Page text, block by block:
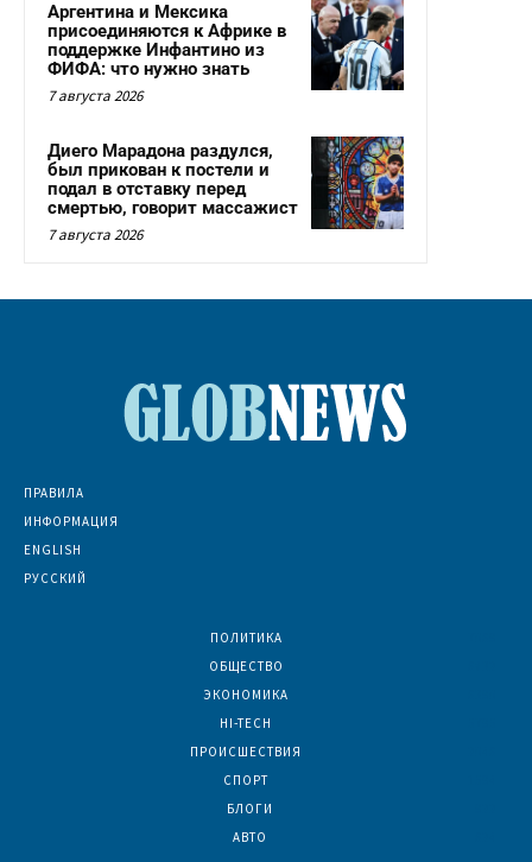
Аргентина и Мексика
присоединяются к Африке в
поддержке Инфантино из
ФИФА: что нужно знать
7 августа 2026
Диего Марадона раздулся,
был прикован к постели и
подал в отставку перед
смертью, говорит массажист
7 августа 2026
ПРАВИЛА
ИНФОРМАЦИЯ
ENGLISH
РУССКИЙ
ПОЛИТИКА
ОБЩЕСТВО
ЭКОНОМИКА
HI-TECH
ПРОИСШЕСТВИЯ
СПОРТ
БЛОГИ
АВТО